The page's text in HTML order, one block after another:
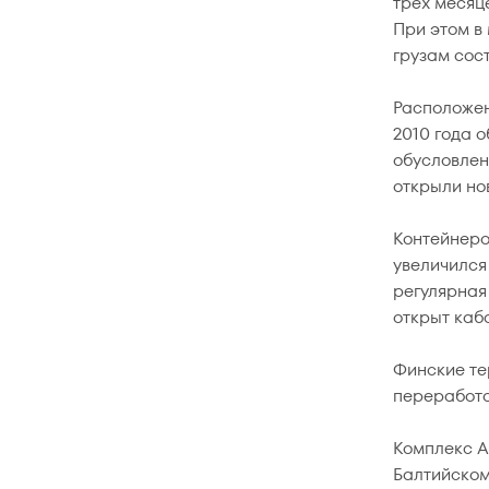
При этом в
грузам
2010 года
открыли
открыт
Финские
Комплекс